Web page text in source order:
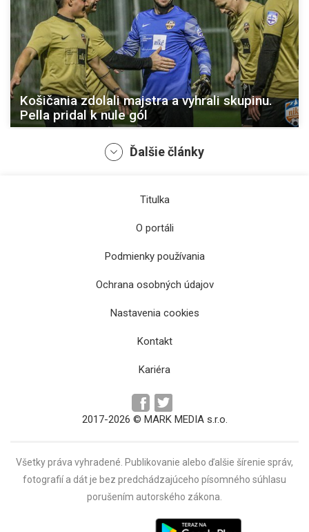
Košičania zdolali majstra a vyhrali skupinu.
Pella pridal k nule gól
Košičania neuspeli v derby s Prešovom,
Ďalšie články
Titulka
O portáli
Podmienky používania
Ochrana osobných údajov
Nastavenia cookies
Kontakt
Kariéra
2017-2026 © MARK MEDIA s.r.o.
Všetky práva vyhradené. Publikovanie alebo ďalšie šírenie správ,
fotografií a dát je bez predchádzajúceho písomného súhlasu
porušením autorského zákona.